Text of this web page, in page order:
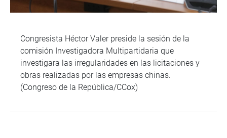
Congresista Héctor Valer preside la sesión de la
comisión Investigadora Multipartidaria que
investigara las irregularidades en las licitaciones y
obras realizadas por las empresas chinas.
(Congreso de la República/CCox)